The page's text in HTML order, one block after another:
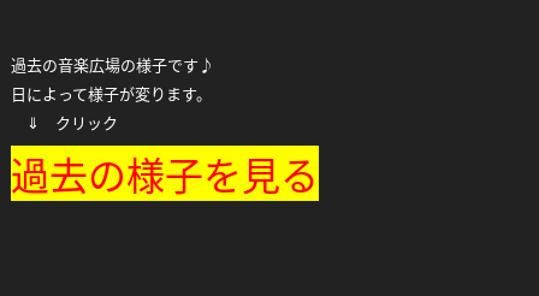
過去の音楽広場の様子です♪
日によって様子が変ります。
⇓ クリック
過去の様子を見る